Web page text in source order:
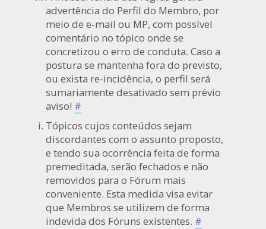
advertência do Perfil do Membro, por
meio de e-mail ou MP, com possível
comentário no tópico onde se
concretizou o erro de conduta. Caso a
postura se mantenha fora do previsto,
ou exista re-incidência, o perfil será
sumariamente desativado sem prévio
aviso! #
Tópicos cujos conteúdos sejam
discordantes com o assunto proposto,
e tendo sua ocorrência feita de forma
premeditada, serão fechados e não
removidos para o Fórum mais
conveniente. Esta medida visa evitar
que Membros se utilizem de forma
indevida dos Fóruns existentes. #